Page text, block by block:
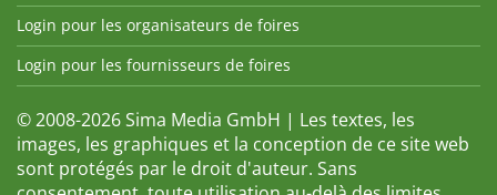
Login pour les organisateurs de foires
Login pour les fournisseurs de foires
© 2008-2026 Sima Media GmbH | Les textes, les
images, les graphiques et la conception de ce site web
sont protégés par le droit d'auteur. Sans